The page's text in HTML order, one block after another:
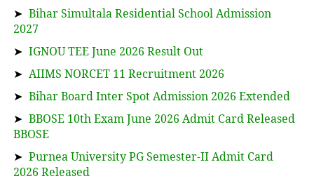
➤ Bihar Simultala Residential School Admission
2027
➤ IGNOU TEE June 2026 Result Out
➤ AIIMS NORCET 11 Recruitment 2026
➤ Bihar Board Inter Spot Admission 2026 Extended
➤ BBOSE 10th Exam June 2026 Admit Card Released
BBOSE
➤ Purnea University PG Semester-II Admit Card
2026 Released